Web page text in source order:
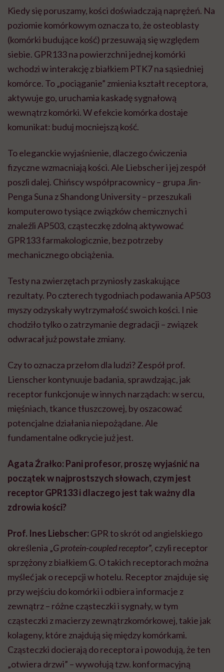
Kiedy się poruszamy, kości doświadczają naprężeń. Na
poziomie komórkowym oznacza to, że osteoblasty
(komórki budujące kość) przesuwają się względem
siebie. GPR133 na powierzchni jednej komórki
wchodzi w interakcję z białkiem PTK7 na sąsiedniej
komórce. To „pociąganie” zmienia kształt receptora,
aktywuje go, uruchamia kaskadę sygnałową
wewnątrz komórki. W efekcie komórka dostaje
komunikat: buduj mocniejszą kość.
To eleganckie wyjaśnienie, dlaczego ćwiczenia
fizyczne wzmacniają kości. Ale Liebscher i jej zespół
poszli dalej. Chińscy współpracownicy – grupa Jin-
Penga Suna z Shandong University – przeszukali
komputerowo tysiące związków chemicznych i
znaleźli AP503, cząsteczkę zdolną aktywować
GPR133 farmakologicznie, bez potrzeby
mechanicznego obciążenia.
Testy na zwierzętach przyniosły zaskakujące
rezultaty. Po czterech tygodniach podawania AP503
myszy odzyskały wytrzymałość swoich kości. I nie
chodziło tylko o zatrzymanie degradacji – związek
odwracał już powstałe zmiany.
Czy to oznacza przełom dla ludzi? Zespół prof.
Lienscher kontynuuje badania, sprawdzając, jak
receptor funkcjonuje w innych narządach: w sercu,
mięśniach, tkance tłuszczowej, by oszacować
potencjalne działania niepożądane. Ale
fundamentalne odkrycie już jest.
Agata Źrałko: Pani profesor, proszę wyjaśnić na
początek w najprostszych słowach, czym jest
receptor GPR133 i dlaczego jest tak ważny dla
zdrowia kości?
Prof. Ines Liebscher: GPR to skrót od angielskiego
określenia „G protein-coupled receptor”, czyli receptor
sprzężony z białkiem G. O takich receptorach można
myśleć jak o recepcji w hotelu. Receptor znajduje się
przy wejściu do komórki i odbiera informacje z
zewnątrz – różne cząsteczki i sygnały, w tym
cząsteczki z macierzy zewnątrzkomórkowej, takie jak
kolageny, które znajdują się między komórkami.
Cząsteczki docierają do receptora i powodują, że ten
„otwiera drzwi” – wywołują tzw. konformacyjną